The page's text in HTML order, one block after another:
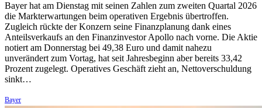
Bayer hat am Dienstag mit seinen Zahlen zum zweiten Quartal 2026
die Markterwartungen beim operativen Ergebnis übertroffen.
Zugleich rückte der Konzern seine Finanzplanung dank eines
Anteilsverkaufs an den Finanzinvestor Apollo nach vorne. Die Aktie
notiert am Donnerstag bei 49,38 Euro und damit nahezu
unverändert zum Vortag, hat seit Jahresbeginn aber bereits 33,42
Prozent zugelegt. Operatives Geschäft zieht an, Nettoverschuldung
sinkt…
Bayer